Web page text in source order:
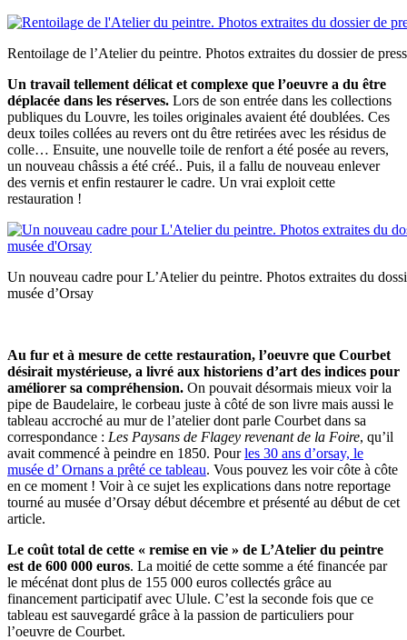
Rentoilage de l’Atelier du peintre. Photos extraites du dossier de
Un travail tellement délicat et complexe que l’oeuvre a du être
déplacée dans les réserves. Lors de son entrée dans les collections
publiques du Louvre, les toiles originales avaient été doublées. Ces
deux toiles collées au revers ont du être retirées avec les résidus de
colle… Ensuite, une nouvelle toile de renfort a été posée au revers,
un nouveau châssis a été créé.. Puis, il a fallu de nouveau enlever
des vernis et enfin restaurer le cadre. Un vrai exploit cette
restauration !
Un nouveau cadre pour L’Atelier du peintre. Photos extraites du
musée d’Orsay
Au fur et à mesure de cette restauration, l’oeuvre que Courbet
désirait mystérieuse, a livré aux historiens d’art des indices pour
améliorer sa compréhension. On pouvait désormais mieux voir la
pipe de Baudelaire, le corbeau juste à côté de son livre mais aussi le
tableau accroché au mur de l’atelier dont parle Courbet dans sa
correspondance : Les Paysans de Flagey revenant de la Foire, qu’il
avait commencé à peindre en 1850. Pourles 30 ans d’orsay, le
musée d’ Ornans a prêté ce tableau. Vous pouvez les voir côte à côte
en ce moment ! Voir à ce sujet les explications dans notre reportage
tourné au musée d’Orsay début décembre et présenté au début de cet
article.
Le coût total de cette « remise en vie » de L’Atelier du peintre
est de 600 000 euros. La moitié de cette somme a été financée par
le mécénat dont plus de 155 000 euros collectés grâce au
financement participatif avec Ulule. C’est la seconde fois que ce
tableau est sauvegardé grâce à la passion de particuliers pour
l’oeuvre de Courbet.